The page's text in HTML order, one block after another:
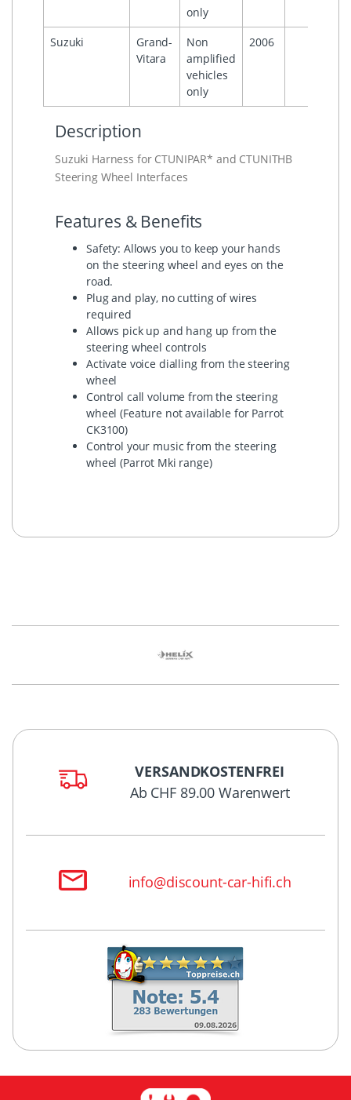
only
Suzuki
Grand-
Vitara
Non
amplified
vehicles
only
2006
Description
Suzuki Harness for CTUNIPAR* and CTUNITHB
Steering Wheel Interfaces
Features & Benefits
Safety: Allows you to keep your hands
on the steering wheel and eyes on the
road.
Plug and play, no cutting of wires
required
Allows pick up and hang up from the
steering wheel controls
Activate voice dialling from the steering
wheel
Control call volume from the steering
wheel (Feature not available for Parrot
CK3100)
Control your music from the steering
wheel (Parrot Mki range)
VERSANDKOSTENFREI
Ab CHF 89.00 Warenwert
info@discount-car-hifi.ch